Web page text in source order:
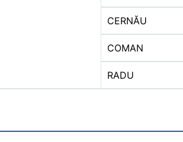
CERNĂU
COMAN
RADU